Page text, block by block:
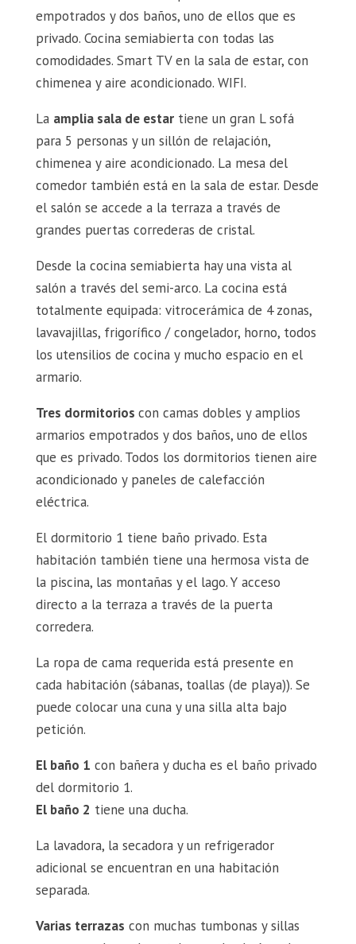
empotrados y dos baños, uno de ellos que es
privado. Cocina semiabierta con todas las
comodidades. Smart TV en la sala de estar, con
chimenea y aire acondicionado. WIFI.
La amplia sala de estartiene un gran L sofá
para 5 personas y un sillón de relajación,
chimenea y aire acondicionado. La mesa del
comedor también está en la sala de estar. Desde
el salón se accede a la terraza a través de
grandes puertas correderas de cristal.
Desde la cocina semiabierta hay una vista al
salón a través del semi-arco. La cocina está
totalmente equipada: vitrocerámica de 4 zonas,
lavavajillas, frigorífico / congelador, horno, todos
los utensilios de cocina y mucho espacio en el
armario.
Tres dormitorios con camas dobles y amplios
armarios empotrados y dos baños, uno de ellos
que es privado. Todos los dormitorios tienen aire
acondicionado y paneles de calefacción
eléctrica.
El dormitorio 1 tiene baño privado. Esta
habitación también tiene una hermosa vista de
la piscina, las montañas y el lago. Y acceso
directo a la terraza a través de la puerta
corredera.
La ropa de cama requerida está presente en
cada habitación (sábanas, toallas (de playa)). Se
puede colocar una cuna y una silla alta bajo
petición.
El baño 1 con bañera y ducha es el baño privado
del dormitorio 1.
El baño 2 tiene una ducha.
La lavadora, la secadora y un refrigerador
adicional se encuentran en una habitación
separada.
Varias terrazas con muchas tumbonas y sillas